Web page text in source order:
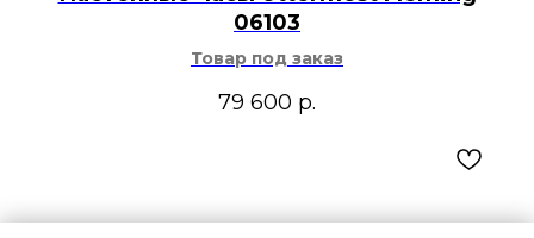
06103
Товар под заказ
79 600 р.